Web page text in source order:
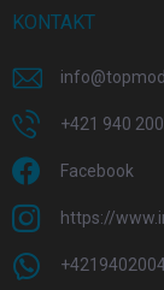
KONTAKT
info@
+421 940
Facebook
https://